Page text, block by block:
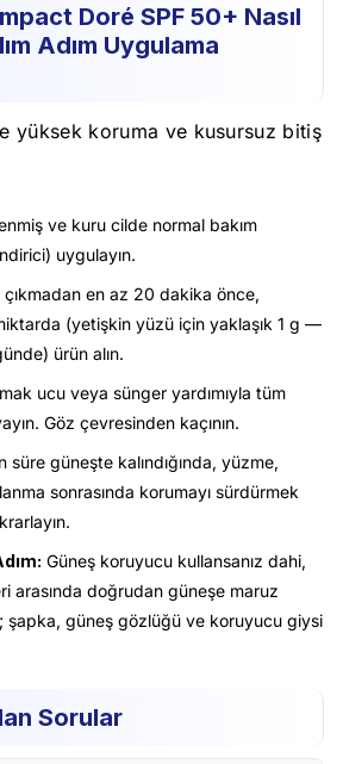
Doré SPF 50+ Nasıl
Adım Uygulama
yüksek koruma ve kusursuz bitiş
ve kuru cilde normal bakım
uygulayın.
çıkmadan en az 20 dakika önce,
(yetişkin yüzü için yaklaşık 1 g —
ürün alın.
ucu veya sünger yardımıyla tüm
Göz çevresinden kaçının.
süre güneşte kalındığında, yüzme,
sonrasında korumayı sürdürmek
Güneş koruyucu kullansanız dahi,
arasında doğrudan güneşe maruz
şapka, güneş gözlüğü ve koruyucu giysi
Sorular